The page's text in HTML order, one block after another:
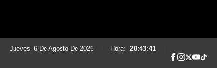
Jueves, 6 De Agosto De 2026 Hora: 20:43:42